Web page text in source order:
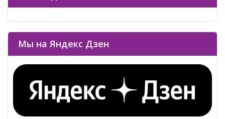
Мы на Яндекс Дзен